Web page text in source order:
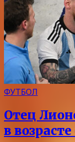
ФУТБОЛ
Отец
в